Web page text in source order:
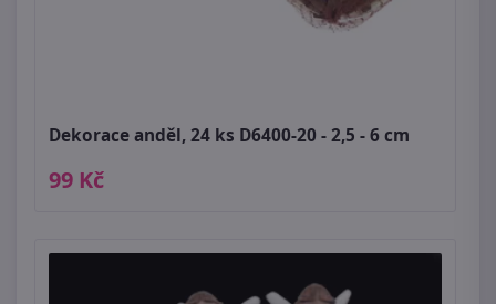
Dekorace anděl, 24 ks D6400-20 - 2,5 - 6 cm
99 Kč